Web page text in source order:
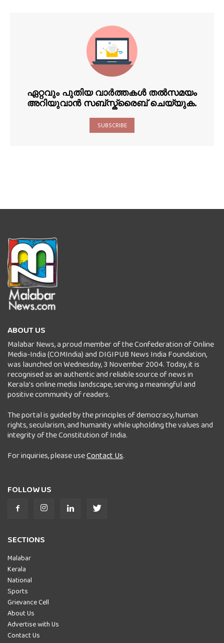
ഏറ്റവും പുതിയ വാർത്തകൾ തൽസമയം
അറിയുവാൻ സബ്സ്ക്രൈബ് ചെയ്യുക.
SUBSCRIBE
ABOUT US
Malabar News, a proud member of the Confederation of Online
Media-India (COMIndia) and DIGIPUB News India Foundation,
was launched on Wednesday, 3 November 2004. Today, it is
recognised as an authentic and reliable source of news in
Kerala’s online media landscape, serving a meaningful and
positive community of readers.
The portal is guided by the principles of democracy, human
rights, secularism, and humanity while upholding the values and
integrity of the Constitution of India.
For inquiries, please useContact Us.
FOLLOW US
SECTIONS
Malabar
Kerala
National
Sports
Grievance Cell
About Us
Advertise with Us
Contact Us